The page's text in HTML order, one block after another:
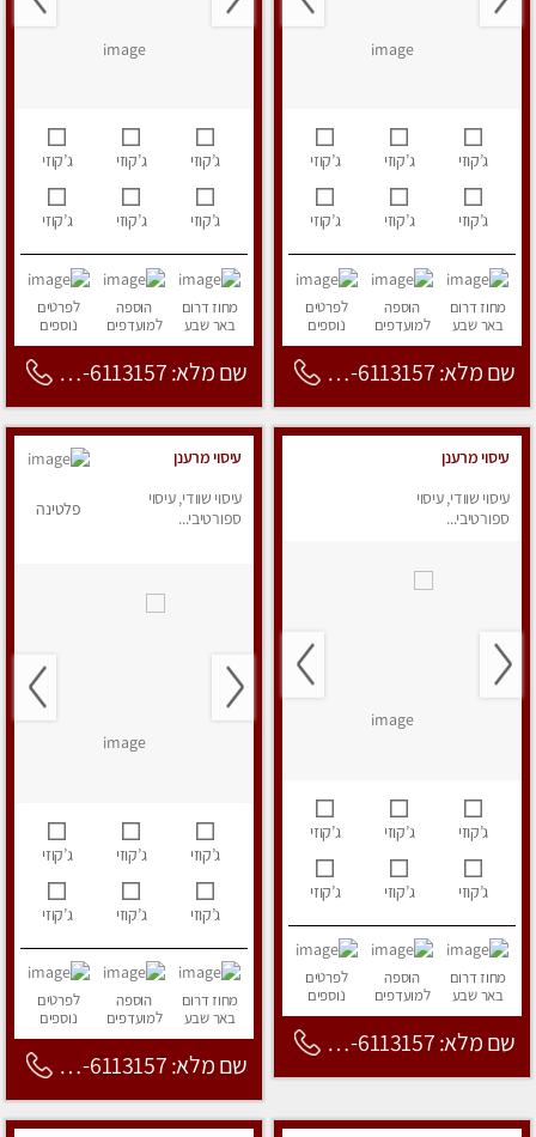
ג’קוזי ג’קוזי ג’קוזי
ג’קוזי ג’קוזי ג’קוזי
מחוז דרום
באר שבע
הוספה
למועדפים
לפרטים
נוספים
שם מלא: 053-6113157
ג’קוזי ג’קוזי ג’קוזי
ג’קוזי ג’קוזי ג’קוזי
מחוז דרום
באר שבע
הוספה
למועדפים
לפרטים
נוספים
שם מלא: 053-6113157
עיסוי מרענן
עיסוי שוודי, עיסוי
ספורטיבי...
ג’קוזי ג’קוזי ג’קוזי
ג’קוזי ג’קוזי ג’קוזי
מחוז דרום
באר שבע
הוספה
למועדפים
לפרטים
נוספים
שם מלא: 053-6113157
עיסוי מרענן
עיסוי שוודי, עיסוי
ספורטיבי...
פלטינה
ג’קוזי ג’קוזי ג’קוזי
ג’קוזי ג’קוזי ג’קוזי
מחוז דרום
באר שבע
הוספה
למועדפים
לפרטים
נוספים
שם מלא: 053-6113157